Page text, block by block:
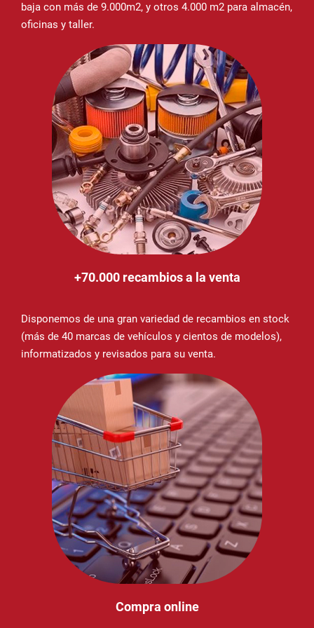
baja con más de 9.000m2, y otros 4.000 m2 para almacén,
oficinas y taller.
+70.000 recambios a la venta
Disponemos de una gran variedad de recambios en stock
(más de 40 marcas de vehículos y cientos de modelos),
informatizados y revisados para su venta.
Compra online